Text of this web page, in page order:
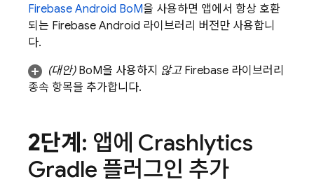
Firebase Android BoM을 사용하면 앱에서 항상 호환
되는 Firebase Android 라이브러리 버전만 사용합니
다.
(대안) BoM을 사용하지 않고Firebase 라이브러리
종속 항목을 추가합니다.
2단계 : 앱에 Crashlytics
Gradle 플러그인 추가